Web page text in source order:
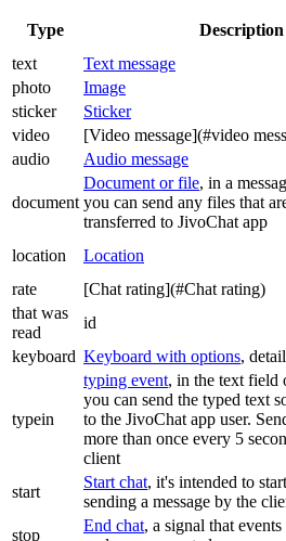
Type Description
text
Text message
photo
Image
sticker
Sticker
video
[Video message](#video
audio
Audio message
document
Document or file, in a
you can send any files that
transferred to JivoChat app
location Location
rate
[Chat rating](#Chat rating)
that was
read
id
keyboard Keyboard with options,
typein
typing event, in the text field
you can send the typed text
to the JivoChat app user.
more than once every 5
client
start
Start chat, it's intended to
sending a message by the
stop
End chat, a signal that